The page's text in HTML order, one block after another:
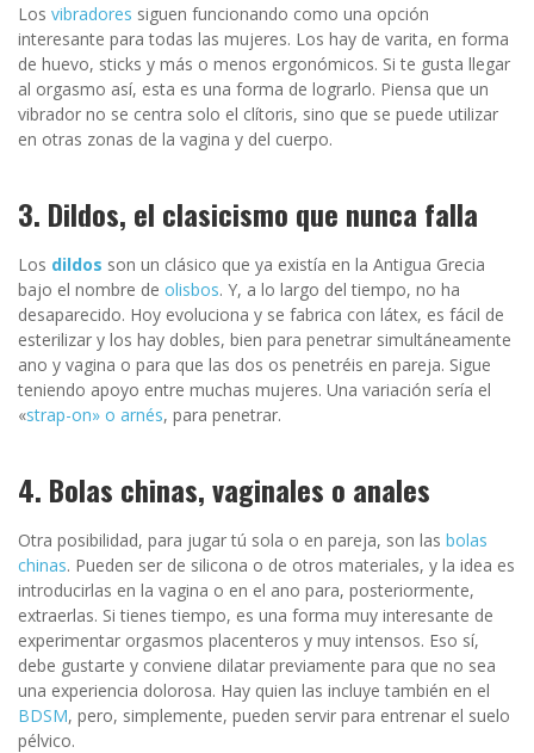
Los vibradores siguen funcionando como una opción
interesante para todas las mujeres. Los hay de varita, en forma
de huevo, sticks y más o menos ergonómicos. Si te gusta llegar
al orgasmo así, esta es una forma de lograrlo. Piensa que un
vibrador no se centra solo el clítoris, sino que se puede utilizar
en otras zonas de la vagina y del cuerpo.
3. Dildos, el clasicismo que nunca falla
Los dildos son un clásico que ya existía en la Antigua Grecia
bajo el nombre de olisbos. Y, a lo largo del tiempo, no ha
desaparecido. Hoy evoluciona y se fabrica con látex, es fácil de
esterilizar y los hay dobles, bien para penetrar simultáneamente
ano y vagina o para que las dos os penetréis en pareja. Sigue
teniendo apoyo entre muchas mujeres. Una variación sería el
«strap-on» o arnés, para penetrar.
4. Bolas chinas, vaginales o anales
Otra posibilidad, para jugar tú sola o en pareja, son las bolas
chinas. Pueden ser de silicona o de otros materiales, y la idea es
introducirlas en la vagina o en el ano para, posteriormente,
extraerlas. Si tienes tiempo, es una forma muy interesante de
experimentar orgasmos placenteros y muy intensos. Eso sí,
debe gustarte y conviene dilatar previamente para que no sea
una experiencia dolorosa. Hay quien las incluye también en el
BDSM, pero, simplemente, pueden servir para entrenar el suelo
pélvico.